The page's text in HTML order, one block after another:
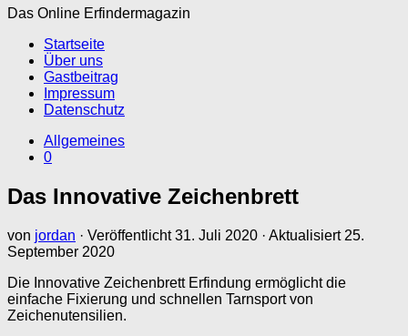
Das Online Erfindermagazin
Startseite
Über uns
Gastbeitrag
Impressum
Datenschutz
Allgemeines
0
Das Innovative Zeichenbrett
von jordan · Veröffentlicht31. Juli 2020 · Aktualisiert 25.
September 2020
Die Innovative Zeichenbrett Erfindung ermöglicht die
einfache Fixierung und schnellen Tarnsport von
Zeichenutensilien.